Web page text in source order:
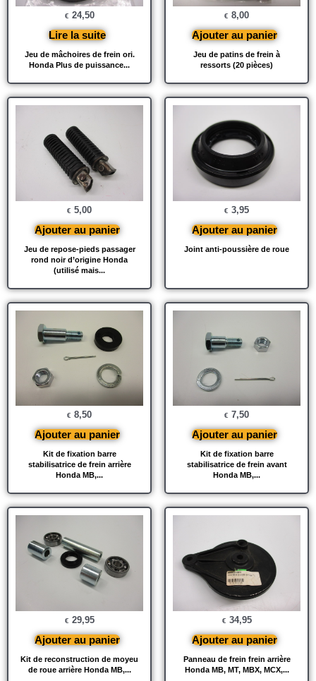
Jeu de mâchoires de frein ori.
Honda Plus de puissance...
€ 24,50
Lire la suite
Jeu de patins de frein à
ressorts (20 pièces)
€ 8,00
Ajouter au panier
Jeu de repose-pieds passager
rond noir d’origine Honda
(utilisé mais...
€ 5,00
Ajouter au panier
Joint anti-poussière de roue
€ 3,95
Ajouter au panier
Kit de fixation barre
stabilisatrice de frein arrière
Honda MB,...
€ 8,50
Ajouter au panier
Kit de fixation barre
stabilisatrice de frein avant
Honda MB,...
€ 7,50
Ajouter au panier
Kit de reconstruction de moyeu
de roue arrière Honda MB,...
€ 29,95
Ajouter au panier
Panneau de frein frein arrière
Honda MB, MT, MBX, MCX,...
€ 34,95
Ajouter au panier